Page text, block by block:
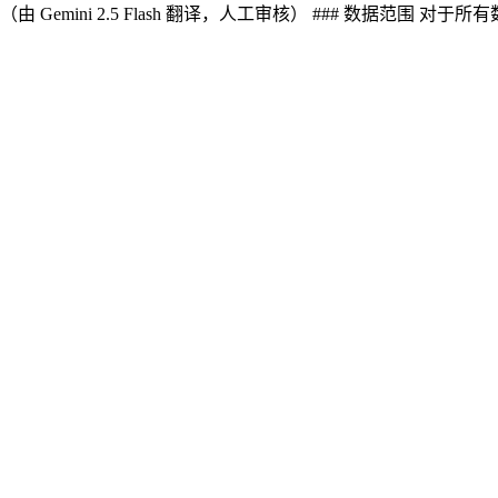
（由 Gemini 2.5 Flash 翻译，人工审核） ### 数据范围 对于所有